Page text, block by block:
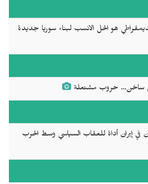
هو الحل الانسب لبناء سوريا جديدة
ساخن... حروب مشتعلة
في إيران أداة للعقاب السياسي وسط الحرب